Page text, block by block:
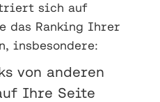
sich auf
das Ranking Ihrer
insbesondere:
von anderen
Ihre Seite